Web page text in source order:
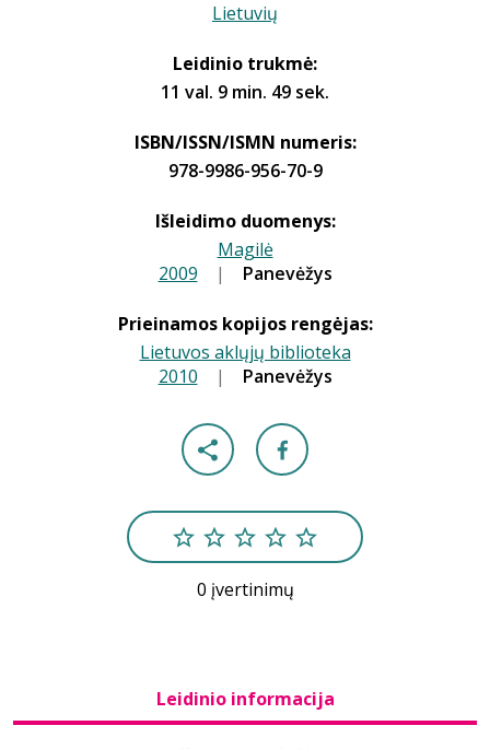
Lietuvių
Leidinio trukmė:
11 val. 9 min. 49 sek.
ISBN/ISSN/ISMN numeris:
978-9986-956-70-9
Išleidimo duomenys:
Magilė
|
2009 | Panevėžys
Prieinamos kopijos rengėjas:
Lietuvos aklųjų biblioteka
|
2010 | Panevėžys
0 įvertinimų
Leidinio informacija